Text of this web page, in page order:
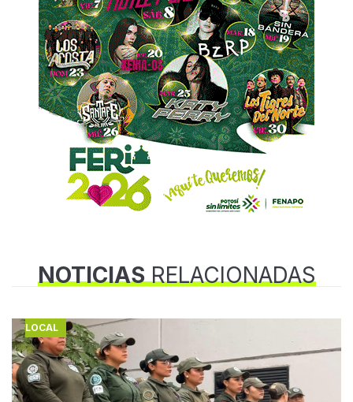
NOTICIASRELACIONADAS
LOCAL